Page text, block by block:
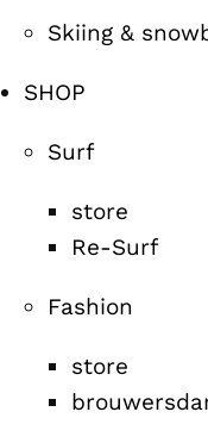
Skiing &
SHOP
Surf
store
Re-Surf
Fashion
store